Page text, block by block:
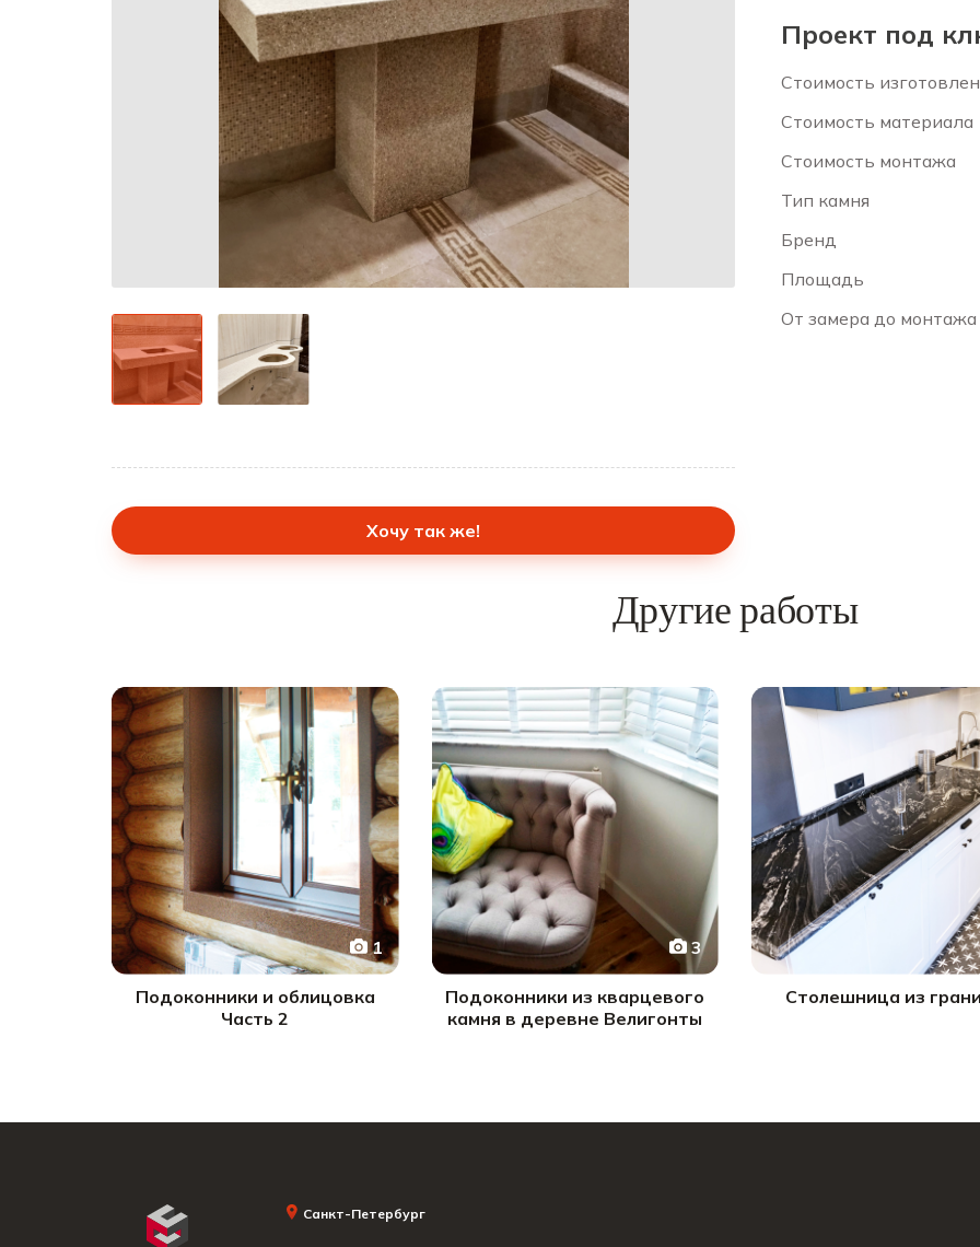
Проект под
Стоимость
Стоимость материала
Стоимость монтажа
Тип камня
Бренд
Площадь
От замера до монтажа
Хочу так же!
Другие работы
1
Подоконники и облицовка
Часть 2
3
Подоконники из кварцевого
камня в деревне Велигонты
Столешница из
Санкт-Петербург